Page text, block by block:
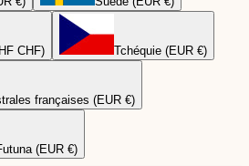
CHF) Tchéquie (EUR €)
françaises (EUR €)
(EUR €)